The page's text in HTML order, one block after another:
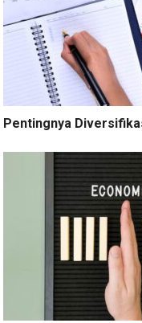
Pentingnya